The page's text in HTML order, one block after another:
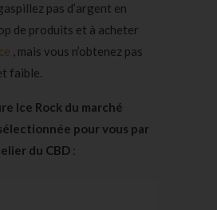
pas d’argent en
de produits et à acheter
, mais vous n’obtenez pas
faible.
Ice Rock du marché
pour vous par
du CBD :